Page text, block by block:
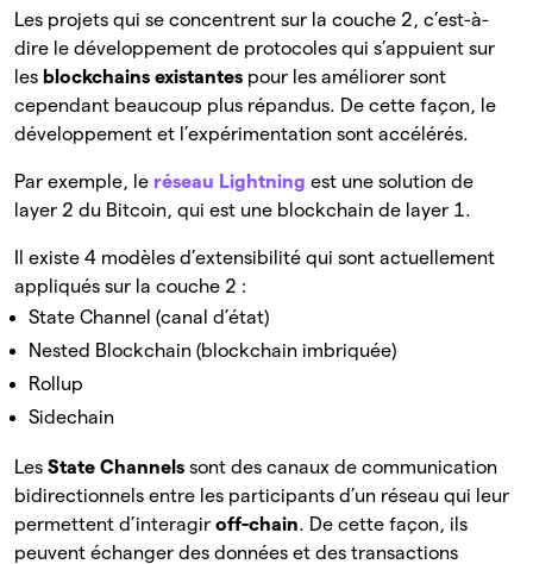
Les projets qui se concentrent sur la couche 2, c’est-à-
dire le développement de protocoles qui s’appuient sur
les blockchains existantes pour les améliorer sont
cependant beaucoup plus répandus. De cette façon, le
développement et l’expérimentation sont accélérés.
Par exemple, le réseau Lightning est une solution de
layer 2 du Bitcoin, qui est une blockchain de layer 1.
Il existe 4 modèles d’extensibilité qui sont actuellement
appliqués sur la couche 2 :
State Channel (canal d’état)
Nested Blockchain (blockchain imbriquée)
Rollup
Sidechain
Les State Channels sont des canaux de communication
bidirectionnels entre les participants d’un réseau qui leur
permettent d’interagir off-chain. De cette façon, ils
peuvent échanger des données et des transactions